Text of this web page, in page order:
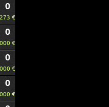
0
€
0
€
0
€
0
€